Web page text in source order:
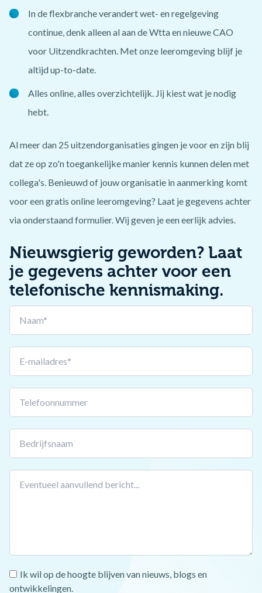
In de flexbranche verandert wet- en regelgeving
continue, denk alleen al aan de Wtta en nieuwe CAO
voor Uitzendkrachten. Met onze leeromgeving blijf je
altijd up-to-date.
Alles online, alles overzichtelijk. Jij kiest wat je nodig
hebt.
Al meer dan 25 uitzendorganisaties gingen je voor en zijn blij
dat ze op zo'n toegankelijke manier kennis kunnen delen met
collega's. Benieuwd of jouw organisatie in aanmerking komt
voor een gratis online leeromgeving? Laat je gegevens achter
via onderstaand formulier. Wij geven je een eerlijk advies.
Nieuwsgierig geworden? Laat
je gegevens achter voor een
telefonische kennismaking.
Leave
this
field
blank
Ik wil op de hoogte blijven van nieuws, blogs en
ontwikkelingen.